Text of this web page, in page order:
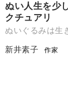
ぬい人生を少
クチュアリ
ぬいぐるみは生
新井素子 作家